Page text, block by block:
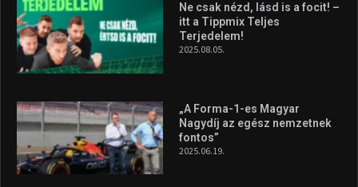
Ne csak nézd, lásd is a focit! –
itt a Tippmix Teljes
Terjedelem!
2025.08.05.
„A Forma-1-es Magyar
Nagydíj az egész nemzetnek
fontos”
2025.06.19.